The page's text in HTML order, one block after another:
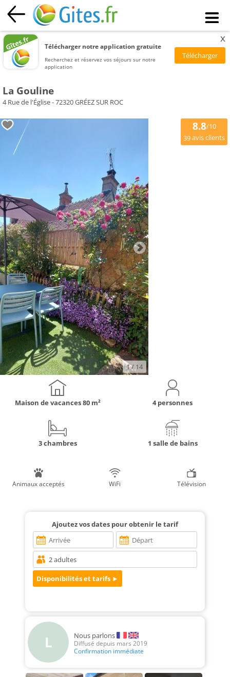
Télécharger notre application gratuite
Recherchez et réservez vos séjours sur notre
application
x
La Gouline
4 Rue de l'Église - 72320 GRÉEZ SUR ROC
8.8/10
39avis clients
1/ 14
Maison de vacances80 m² 4 personnes
3 chambres 1 salle de bains
Animaux acceptés WiFi Télévision
Ajoutez vos dates pour obtenir le tarif
L Nous parlons
Diffusé depuis mars 2019
Confirmation immédiate